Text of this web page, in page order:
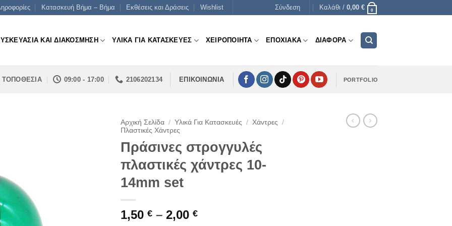
Κατασκευή Βήμα – Βήμα Εκθέσεις και Δράσεις Wishlist Σύνδεση Καλάθι / 0,00 € 0
ΚΑΙ ΔΙΑΚΟΣΜΗΣΗ ΥΛΙΚΑ ΓΙΑ ΚΑΤΑΣΚΕΥΕΣ ΧΕΙΡΟΠΟΙΗΤΑ ΕΠΟΧΙΑΚΑ ΔΙΑΦΟΡΑ
ΤΟΠΟΘΕΣΙΑ 09:00 - 17:00 2106202134 ΕΠΙΚΟΙΝΩΝΙΑ PORTFOLIO
Αρχική Σελίδα / Υλικά Για Κατασκευές / Χάντρες
/
Πλαστικές Χάντρες
Πράσινες στρογγυλές
πλαστικές χάντρες 10-
14mm set
1,50 € – 2,00 €Price